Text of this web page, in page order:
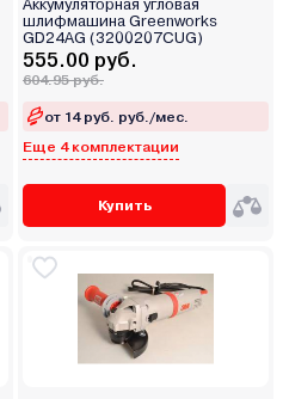
Аккумуляторная угловая
шлифмашина Greenworks
GD24AG (3200207CUG)
555.00 руб.
604.95 руб.
от 14 руб. руб./мес.
Еще 4 комплектации
Купить